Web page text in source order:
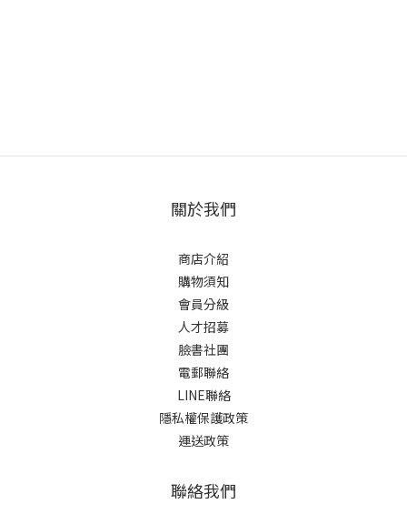
關於我們
商店介紹
購物須知
會員分級
人才招募
臉書社團
電郵聯絡
LINE聯絡
隱私權保護政策
運送政策
聯絡我們